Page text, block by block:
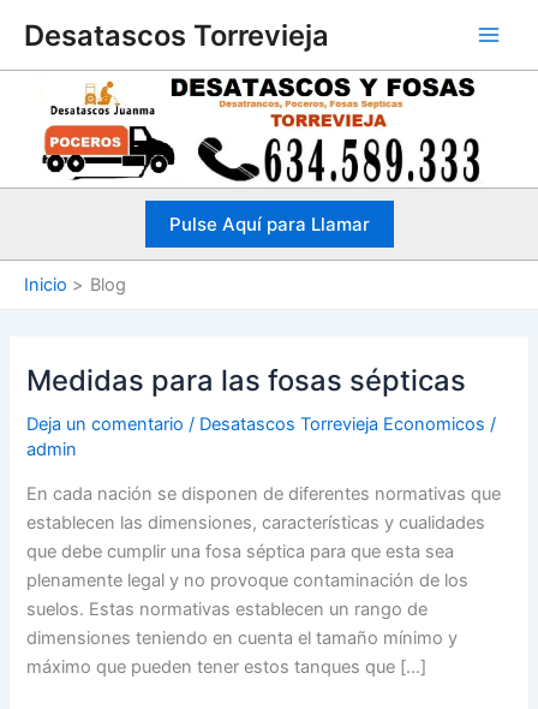
contenido
Desatascos Torrevieja
Pulse Aquí para Llamar
Inicio Blog
Medidas para las fosas sépticas
Deja un comentario / Desatascos Torrevieja Economicos /
admin
En cada nación se disponen de diferentes normativas que
establecen las dimensiones, características y cualidades
que debe cumplir una fosa séptica para que esta sea
plenamente legal y no provoque contaminación de los
suelos. Estas normativas establecen un rango de
dimensiones teniendo en cuenta el tamaño mínimo y
máximo que pueden tener estos tanques que […]